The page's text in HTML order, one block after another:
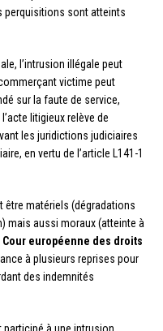
sont atteints
l’intrusion illégale peut
victime peut
sur la faute de service,
litigieux relève de
les juridictions judiciaires
en vertu de l’article L141-1
être matériels (dégradations
mais aussi moraux (atteinte à
Cour européenne des droits
à plusieurs reprises pour
des indemnités